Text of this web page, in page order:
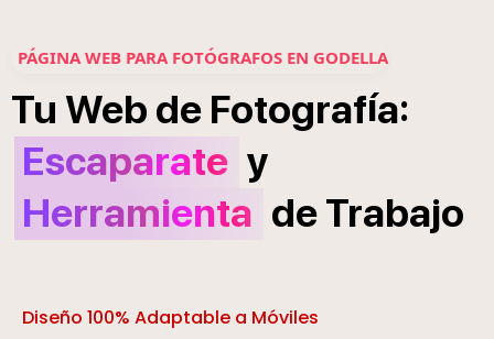
PÁGINA WEB PARA FOTÓGRAFOS EN GODELLA
Tu Web de Fotografía:
Escaparate y
Herramienta deTrabajo
Diseño 100% Adaptable a Móviles